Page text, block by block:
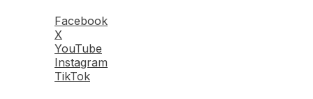
Facebook
X
YouTube
Instagram
TikTok